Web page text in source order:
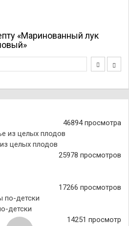
«Маринованный лук
46894 просмотра
целых плодов
25978 просмотров
17266 просмотров
детски
14251 просмотр